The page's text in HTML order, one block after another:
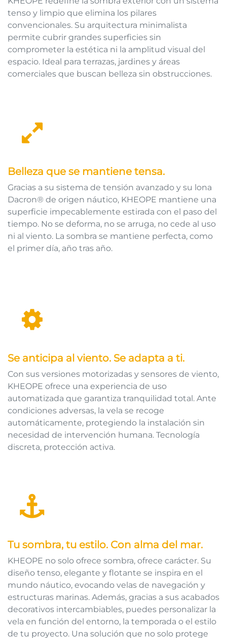
tenso y limpio que elimina los pilares
convencionales. Su arquitectura minimalista
permite cubrir grandes superficies sin
comprometer la estética ni la amplitud visual del
espacio. Ideal para terrazas, jardines y áreas
comerciales que buscan belleza sin obstrucciones.
Belleza que se mantiene tensa.
Gracias a su sistema de tensión avanzado y su lona
Dacron® de origen náutico, KHEOPE mantiene una
superficie impecablemente estirada con el paso del
tiempo. No se deforma, no se arruga, no cede al uso
ni al viento. La sombra se mantiene perfecta, como
el primer día, año tras año.
Se anticipa al viento. Se adapta a ti.
Con sus versiones motorizadas y sensores de viento,
KHEOPE ofrece una experiencia de uso
automatizada que garantiza tranquilidad total. Ante
condiciones adversas, la vela se recoge
automáticamente, protegiendo la instalación sin
necesidad de intervención humana. Tecnología
discreta, protección activa.
Tu sombra, tu estilo. Con alma del mar.
KHEOPE no solo ofrece sombra, ofrece carácter. Su
diseño tenso, elegante y flotante se inspira en el
mundo náutico, evocando velas de navegación y
estructuras marinas. Además, gracias a sus acabados
decorativos intercambiables, puedes personalizar la
vela en función del entorno, la temporada o el estilo
de tu proyecto. Una solución que no solo protege